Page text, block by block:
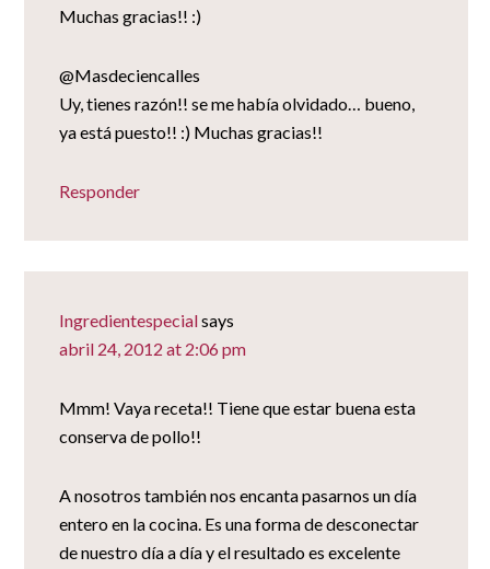
Muchas gracias!! :)
@Masdeciencalles
Uy, tienes razón!! se me había olvidado… bueno,
ya está puesto!! :) Muchas gracias!!
Responder
Ingredientespecialsays
abril 24, 2012 at 2:06 pm
Mmm! Vaya receta!! Tiene que estar buena esta
conserva de pollo!!
A nosotros también nos encanta pasarnos un día
entero en la cocina. Es una forma de desconectar
de nuestro día a día y el resultado es excelente